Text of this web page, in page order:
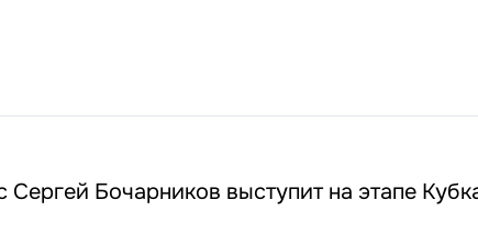
Сергей Бочарников выступит на этапе